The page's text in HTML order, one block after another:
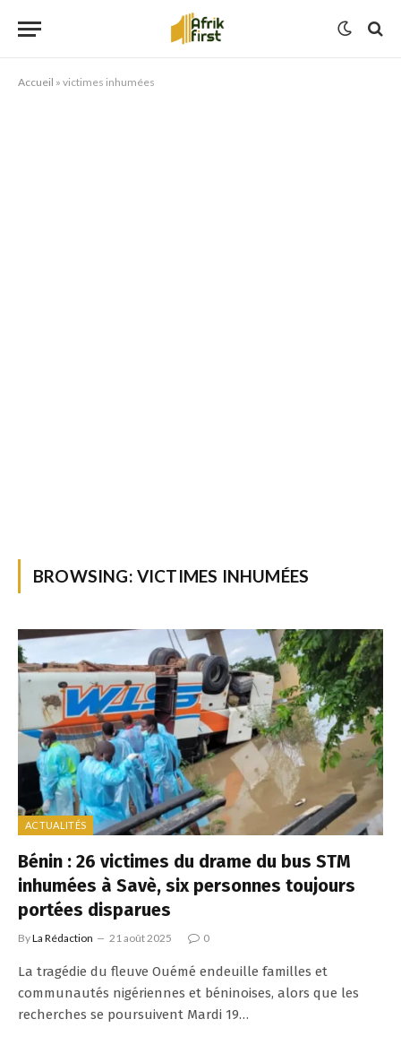
Accueil » victimes inhumées
BROWSING: VICTIMES INHUMÉES
ACTUALITÉS
Bénin : 26 victimes du drame du bus STM
inhumées à Savè, six personnes toujours
portées disparues
ByLa Rédaction 21 août 2025 0
La tragédie du fleuve Ouémé endeuille familles et
communautés nigériennes et béninoises, alors que les
recherches se poursuivent Mardi 19…